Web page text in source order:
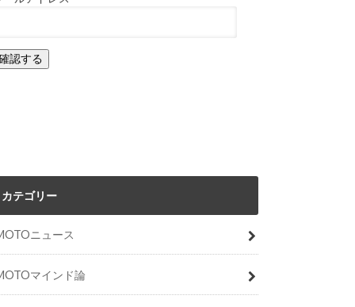
カテゴリー
ニュース
マインド論